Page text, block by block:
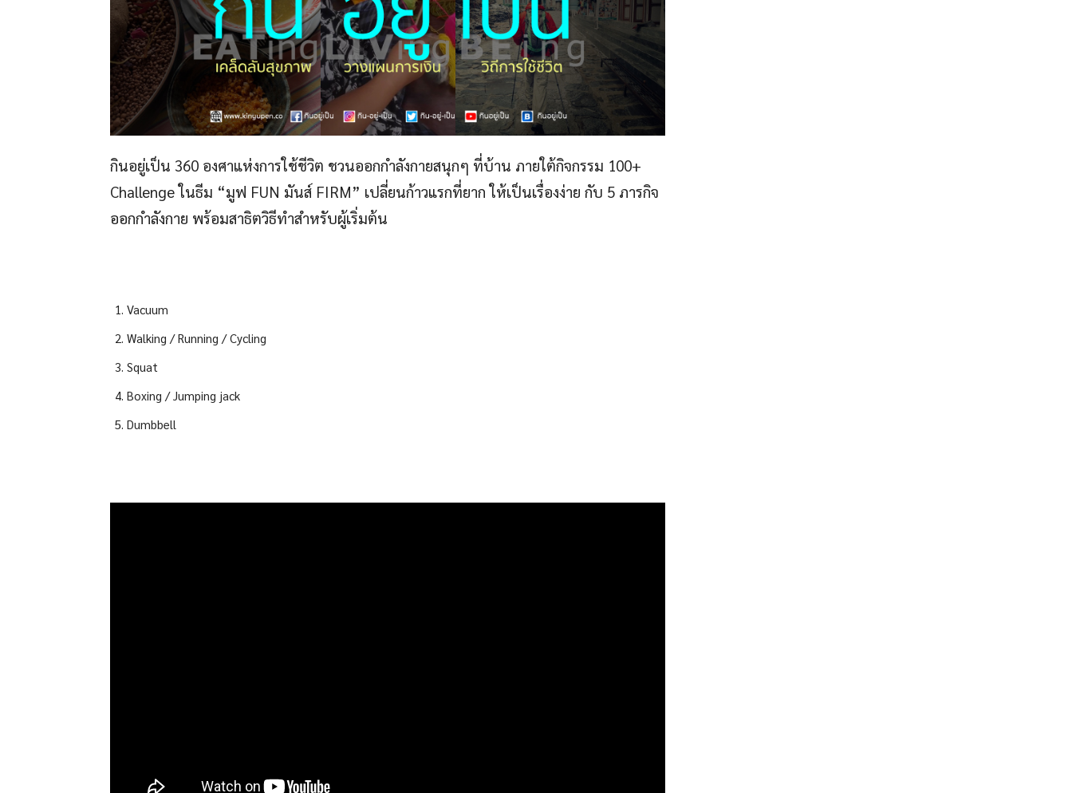
กินอยู่เป็น 360 องศาแห่งการใช้ชีวิต ชวนออกกำลังกายสนุกๆ ที่บ้าน ภายใต้กิจกรรม 100+
Challenge ในธีม “มูฟ FUN มันส์ FIRM” เปลี่ยนก้าวแรกที่ยาก ให้เป็นเรื่องง่าย กับ 5 ภารกิจ
ออกกำลังกาย พร้อมสาธิตวิธีทำสำหรับผู้เริ่มต้น
Vacuum
Walking / Running / Cycling
Squat
Boxing / Jumping jack
Dumbbell